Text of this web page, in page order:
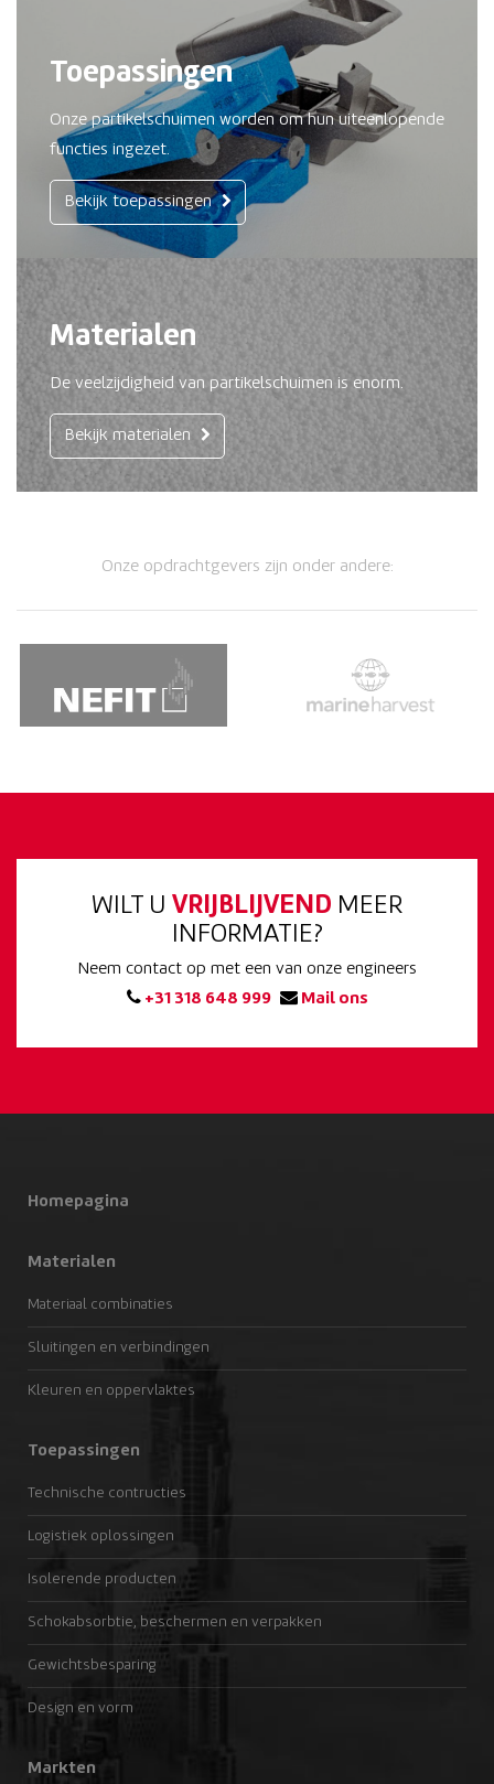
Toepassingen
Onze partikelschuimen worden om hun uiteenlopende
functies ingezet.
Bekijk toepassingen
Materialen
De veelzijdigheid van partikelschuimen is enorm.
Bekijk materialen
Onze opdrachtgevers zijn onder andere:
WILT U VRIJBLIJVEND MEER
INFORMATIE?
Neem contact op met een van onze engineers
+31 318 648 999
Mail ons
Homepagina
Materialen
Materiaal combinaties
Sluitingen en verbindingen
Kleuren en oppervlaktes
Toepassingen
Technische contructies
Logistiek oplossingen
Isolerende producten
Schokabsorbtie, beschermen en verpakken
Gewichtsbesparing
Design en vorm
Markten